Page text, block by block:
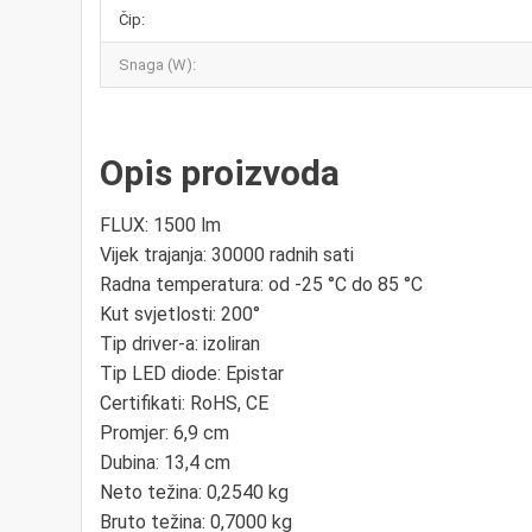
Čip:
Snaga (W):
Opis proizvoda
FLUX: 1500 lm
Vijek trajanja: 30000 radnih sati
Radna temperatura: od -25 °C do 85 °C
Kut svjetlosti: 200°
Tip driver-a: izoliran
Tip LED diode: Epistar
Certifikati: RoHS, CE
Promjer: 6,9 cm
Dubina: 13,4 cm
Neto težina: 0,2540 kg
Bruto težina: 0,7000 kg